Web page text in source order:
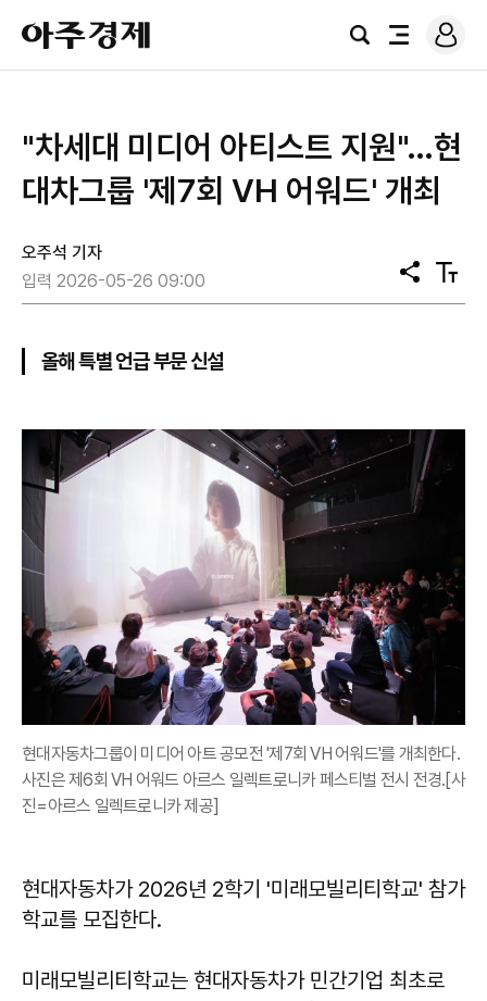
아
주
경
검
전
로
그
"차세대 미디어 아티스트 지원"…현
대차그룹 '제7회 VH 어워드' 개최
오주석 기자
입력 2026-05-26 09:00
공
유
텍
스
올해 특별 언급 부문 신설
현대자동차그룹이 미디어 아트 공모전 '제7회 VH 어워드'를 개최한다.
사진은 제6회 VH 어워드 아르스 일렉트로니카 페스티벌 전시 전경.[사
진=아르스 일렉트로니카 제공]
현대자동차가 2026년 2학기 '미래모빌리티학교' 참가
학교를 모집한다.
미래모빌리티학교는 현대자동차가 민간기업 최초로